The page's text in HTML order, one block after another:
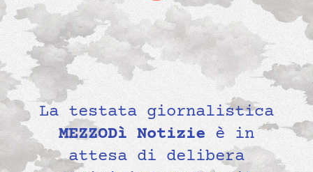
La testata giornalistica
MEZZODì Notizie è in
attesa di delibera